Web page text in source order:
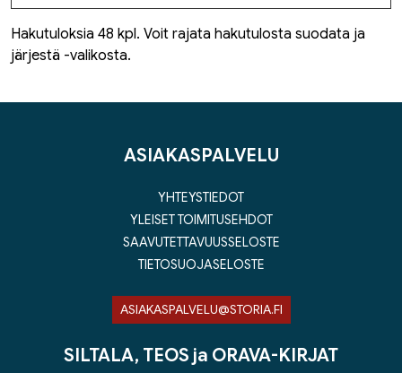
Hakutuloksia 48 kpl. Voit rajata hakutulosta suodata ja
järjestä -valikosta.
ASIAKASPALVELU
YHTEYSTIEDOT
YLEISET TOIMITUSEHDOT
SAAVUTETTAVUUSSELOSTE
TIETOSUOJASELOSTE
ASIAKASPALVELU@STORIA.FI
SILTALA, TEOS ja ORAVA-KIRJAT